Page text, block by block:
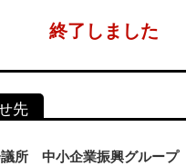
終了しました
所 中小企業振興グループ